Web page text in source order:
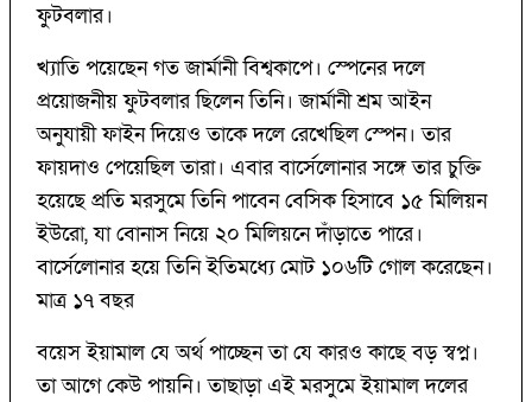
ফুটবলার।
খ্যাতি পয়েছেন গত জার্মানী বিশ্বকাপে। স্পেনের দলে
প্রয়োজনীয় ফুটবলার ছিলেন তিনি। জার্মানী শ্রম আইন
অনুযায়ী ফাইন দিয়েও তাকে দলে রেখেছিল স্পেন। তার
ফায়দাও পেয়েছিল তারা। এবার বার্সেলোনার সঙ্গে তার চুক্তি
হয়েছে প্রতি মরসুমে তিনি পাবেন বেসিক হিসাবে ১৫ মিলিয়ন
ইউরো, যা বোনাস নিয়ে ২০ মিলিয়নে দাঁড়াতে পারে।
বার্সেলোনার হয়ে তিনি ইতিমধ্যে মোট ১০৬টি গোল করেছেন।
মাত্র ১৭ বছর
বয়েস ইয়ামাল যে অর্থ পাচ্ছেন তা যে কারও কাছে বড় স্বপ্ন।
তা আগে কেউ পায়নি। তাছাড়া এই মরসুমে ইয়ামাল দলের